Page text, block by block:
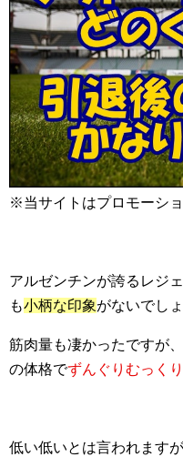
※当サイトはプロモーシ
アルゼンチンが誇るレジェ
も小柄な印象がないでし
筋肉量も凄かったですが
の体格でずんぐりむっくり
低い低いとは言われますが